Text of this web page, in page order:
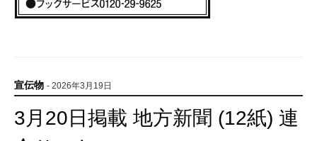
宣伝物 - 2026年3月19日
3月20日掲載 地方新聞 (12紙) 連